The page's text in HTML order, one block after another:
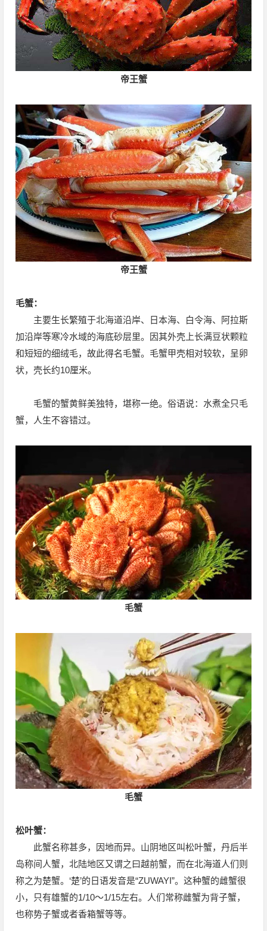
帝王蟹
帝王蟹
毛蟹：
主要生长繁殖于北海道沿岸、日本海、白令海、阿拉斯
加沿岸等寒冷水域的海底砂层里。因其外壳上长满豆状颗粒
和短短的细绒毛，故此得名毛蟹。毛蟹甲壳相对较软，呈卵
状，壳长约10厘米。
毛蟹的蟹黄鲜美独特，堪称一绝。俗语说：水煮全只毛
蟹，人生不容错过。
毛蟹
毛蟹
松叶蟹：
此蟹名称甚多，因地而异。山阴地区叫松叶蟹，丹后半
岛称间人蟹，北陆地区又谓之曰越前蟹，而在北海道人们则
称之为楚蟹。‘楚’的日语发音是“ZUWAYI”。这种蟹的雌蟹很
小，只有雄蟹的1/10～1/15左右。人们常称雌蟹为背子蟹，
也称势子蟹或者香箱蟹等等。